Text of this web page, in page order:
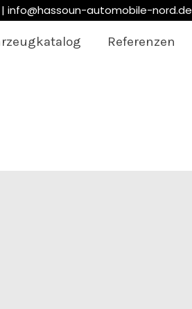
info@hassoun-automobile-nord.de
Referenzen